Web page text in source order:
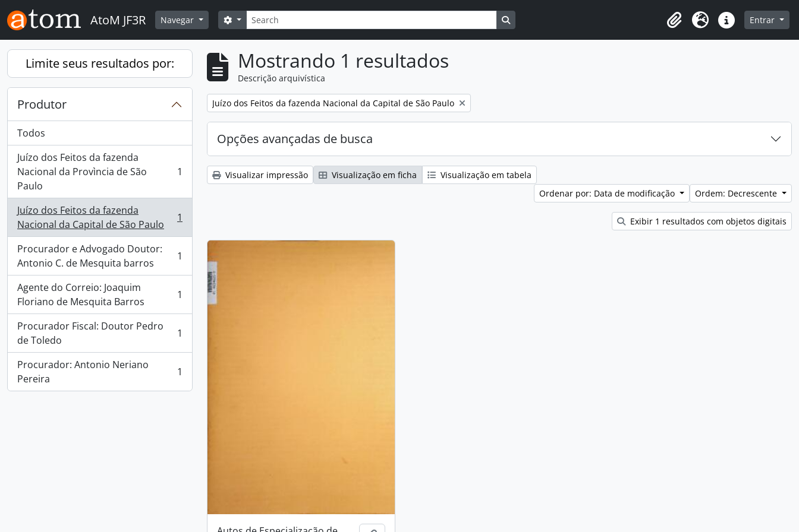
Skip to main content
AtoM JF3R Navegar Buscar
Opções de busca
Clipboard
Idioma Atalhos Entrar
Limite seus resultados por:
Produtor
Todos
Juízo dos Feitos da fazenda
Nacional da Provìncia de São
Paulo
, 1 resultados 1
Juízo dos Feitos da fazenda
Nacional da Capital de São Paulo
, 1 resultados 1
Procurador e Advogado Doutor:
Antonio C. de Mesquita barros
, 1 resultados 1
Agente do Correio: Joaquim
Floriano de Mesquita Barros
, 1 resultados 1
Procurador Fiscal: Doutor Pedro
de Toledo
, 1 resultados 1
Procurador: Antonio Neriano
Pereira
, 1 resultados 1
Mostrando 1 resultados
Descrição arquivística
Remover filtro:
Juízo dos Feitos da fazenda Nacional da Capital de São Paulo
Opções avançadas de busca
Visualizar impressão Visualização em ficha
Visualização em tabela
Ordenar por: Data de modificação
Ordem: Decrescente
Exibir 1 resultados com objetos digitais